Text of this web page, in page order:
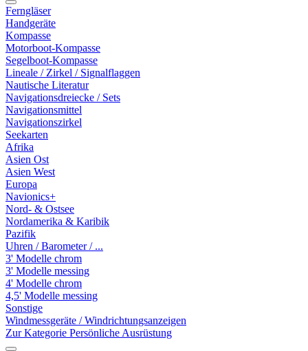
Ferngläser
Handgeräte
Kompasse
Motorboot-Kompasse
Segelboot-Kompasse
Lineale / Zirkel / Signalflaggen
Nautische Literatur
Navigationsdreiecke / Sets
Navigationsmittel
Navigationszirkel
Seekarten
Afrika
Asien Ost
Asien West
Europa
Navionics+
Nord- & Ostsee
Nordamerika & Karibik
Pazifik
Uhren / Barometer / ...
3' Modelle chrom
3' Modelle messing
4' Modelle chrom
4,5' Modelle messing
Sonstige
Windmessgeräte / Windrichtungsanzeigen
Zur Kategorie Persönliche Ausrüstung